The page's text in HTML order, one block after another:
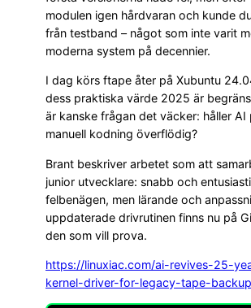
modulen igen hårdvaran och kunde
från testband – något som inte varit
moderna system på decennier.
I dag körs ftape åter på Xubuntu
dess praktiska värde 2025 är
är kanske frågan det väcker: håller AI
manuell kodning överflödig?
Brant beskriver arbetet som att
junior utvecklare: snabb och
felbenägen, men lärande och
uppdaterade drivrutinen finns nu på
den som vill prova.
https://linuxiac.com/ai-revives-25-
kernel-driver-for-legacy-tape-backup